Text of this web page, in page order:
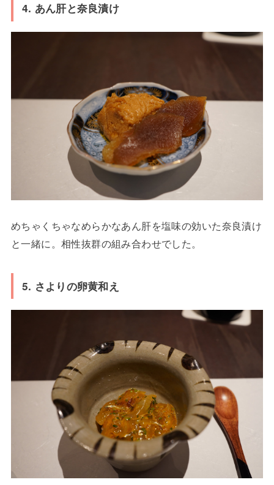
4. あん肝と奈良漬け
めちゃくちゃなめらかなあん肝を塩味の効いた奈良漬け
と一緒に。相性抜群の組み合わせでした。
5. さよりの卵黄和え